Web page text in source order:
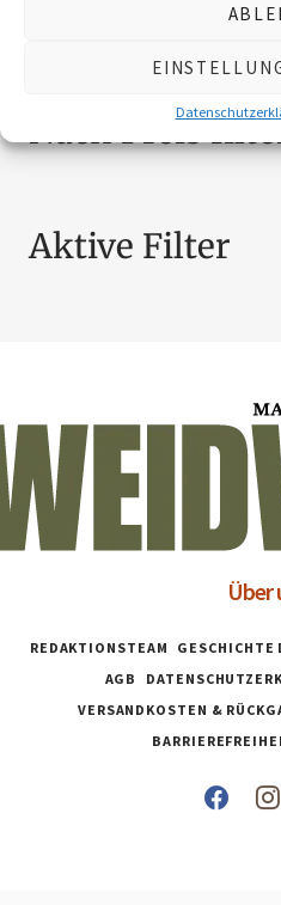
Nach Preis
Aktive Filter
Über
REDAKTIONSTEAM GESCHICHTE
AGB
VERSANDKOSTEN &